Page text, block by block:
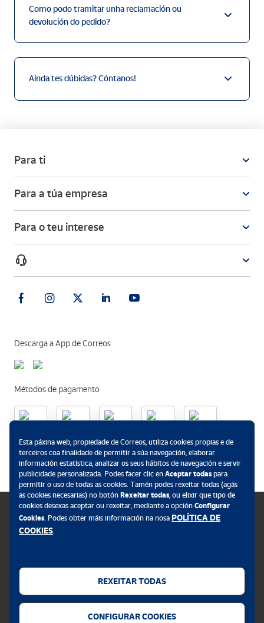
Como podo tramitar unha reclamación ou
devolución do pedido?
Aínda tes dúbidas? Cóntanos!
Para ti
Para a túa empresa
Para o teu interese
Descarga a App de Correos
Métodos de pagamento
Aviso legal
Alerta seguridade
Esta páxina web, propiedade de Correos, utiliza cookies propias e de
terceiros coa finalidade de permitir a súa navegación, elaborar
información estatística, analizar os seus hábitos de navegación e servir
publicidade personalizada. Podes facer clic en Aceptar todaspara
permitir o uso de todas as cookies. Tamén podes rexeitar todas (agás
as cookies necesarias) no botón Rexeitar todas, ou elixir que tipo de
cookies desexas aceptar ou rexeitar, mediante a opción Configurar
Cookies. Podes obter máis información na nosa POLÍTICA DE
COOKIES.
REXEITAR TODAS
CONFIGURAR COOKIES